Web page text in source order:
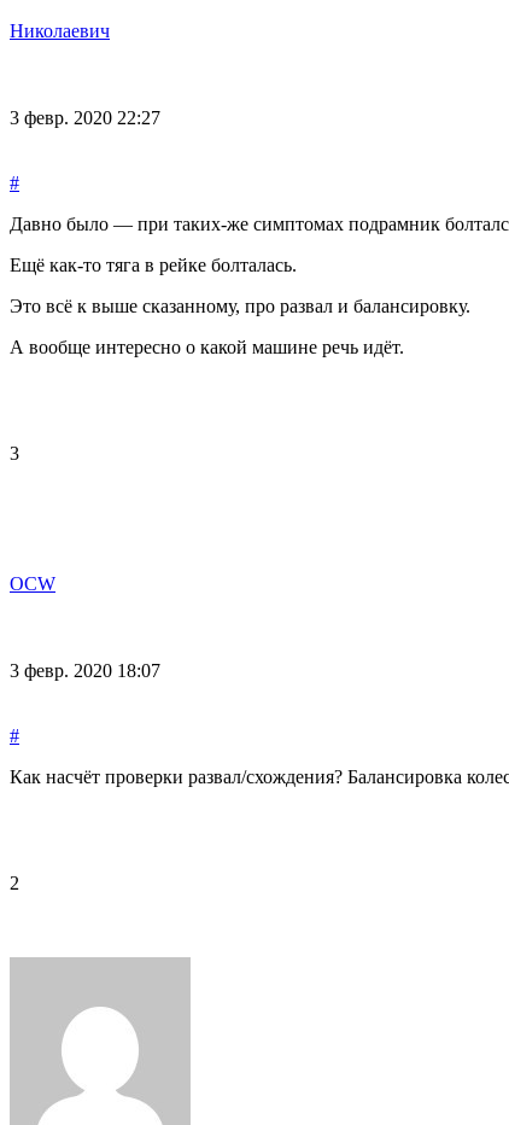
Николаевич
3 февр. 2020 22:27
#
Давно было — при таких-же симптомах подрамник
Ещё как-то тяга в рейке болталась.
Это всё к выше сказанному, про развал и балансировку.
А вообще интересно о какой машине речь идёт.
3
OCW
3 февр. 2020 18:07
#
Как насчёт проверки развал/схождения? Балансировка
2